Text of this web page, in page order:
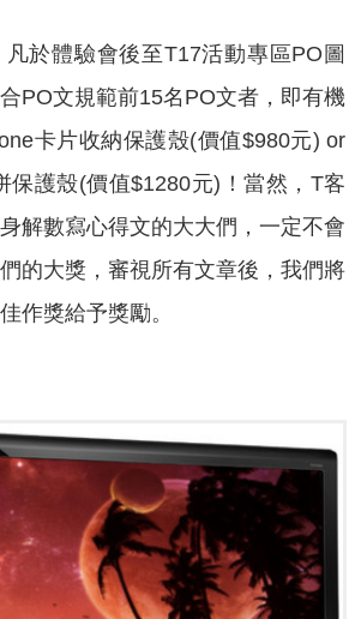
凡於體驗會後至T17活動專區PO圖
PO文規範前15名PO文者，即有機
卡片收納保護殼(價值$980元) or
保護殼(價值$1280元)！當然，T客
解數寫心得文的大大們，一定不會
的大獎，審視所有文章後，我們將
作獎給予獎勵。